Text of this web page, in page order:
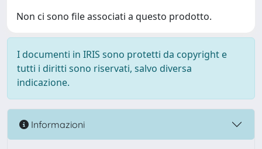
Non ci sono file associati a questo prodotto.
I documenti in IRIS sono protetti da copyright e
tutti i diritti sono riservati, salvo diversa
indicazione.
Informazioni